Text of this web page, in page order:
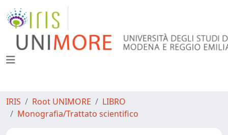
IRIS Root UNIMORE
LIBRO
Monografia/Trattato scientifico